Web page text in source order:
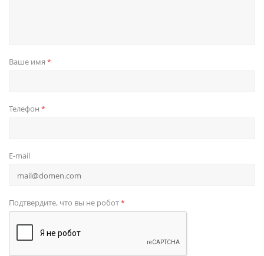
Ваше имя *
Телефон *
E-mail
Подтвердите, что вы не робот*